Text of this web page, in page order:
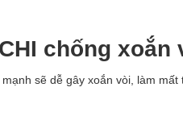
chống xoắn
sẽ dễ gây xoắn vòi, làm